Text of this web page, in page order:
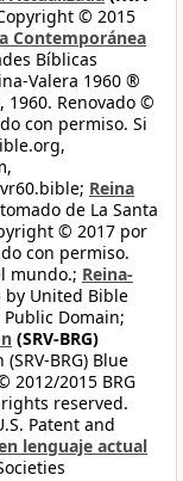
© 2015
Contemporánea
Bíblicas
Valera 1960 ®
1960. Renovado ©
con permiso. Si
Reina
de La Santa
© 2017 por
con permiso.
mundo.; Reina-
United Bible
Public Domain;
(SRV-BRG)
BRG) Blue
2012/2015 BRG
reserved.
Patent and
lenguaje actual